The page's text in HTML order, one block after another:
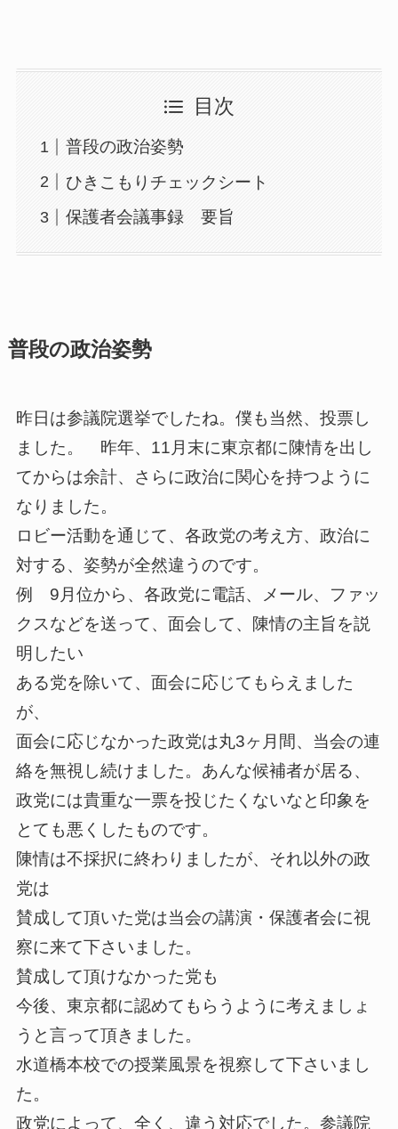
目次
普段の政治姿勢
ひきこもりチェックシート
保護者会議事録 要旨
普段の政治姿勢
昨日は参議院選挙でしたね。僕も当然、投票し
ました。 昨年、11月末に東京都に陳情を出し
てからは余計、さらに政治に関心を持つように
なりました。
ロビー活動を通じて、各政党の考え方、政治に
対する、姿勢が全然違うのです。
例 9月位から、各政党に電話、メール、ファッ
クスなどを送って、面会して、陳情の主旨を説
明したい
ある党を除いて、面会に応じてもらえました
が、
面会に応じなかった政党は丸3ヶ月間、当会の連
絡を無視し続けました。あんな候補者が居る、
政党には貴重な一票を投じたくないなと印象を
とても悪くしたものです。
陳情は不採択に終わりましたが、それ以外の政
党は
賛成して頂いた党は当会の講演・保護者会に視
察に来て下さいました。
賛成して頂けなかった党も
今後、東京都に認めてもらうように考えましょ
うと言って頂きました。
水道橋本校での授業風景を視察して下さいまし
た。
政党によって、全く、違う対応でした。参議院